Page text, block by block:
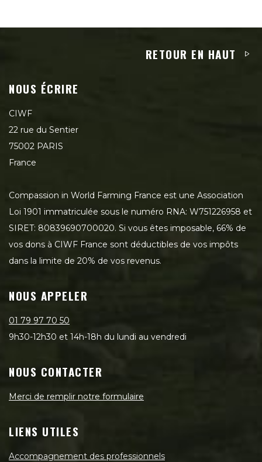
RETOUR EN HAUT
NOUS ÉCRIRE
CIWF
22 rue du Sentier
75002 PARIS
France
Compassion in World Farming France est une Association
Loi 1901 immatriculée sous le numéro RNA: W751226958 et
SIRET: 80839690700020. Si vous êtes imposable, 66% de
vos dons à CIWF France sont déductibles de vos impôts
dans la limite de 20% de vos revenus.
NOUS APPELER
01 79 97 70 50
9h30-12h30 et 14h-18h du lundi au vendredi
NOUS CONTACTER
Merci de remplir notre formulaire
LIENS UTILES
Accompagnement des professionnels